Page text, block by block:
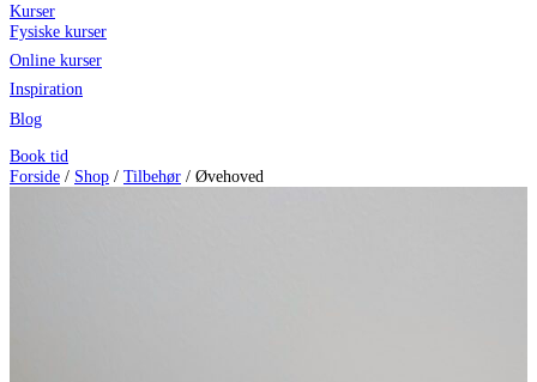
Kurser
Fysiske kurser
Online kurser
Inspiration
Blog
Book tid
Forside / Shop / Tilbehør / Øvehoved